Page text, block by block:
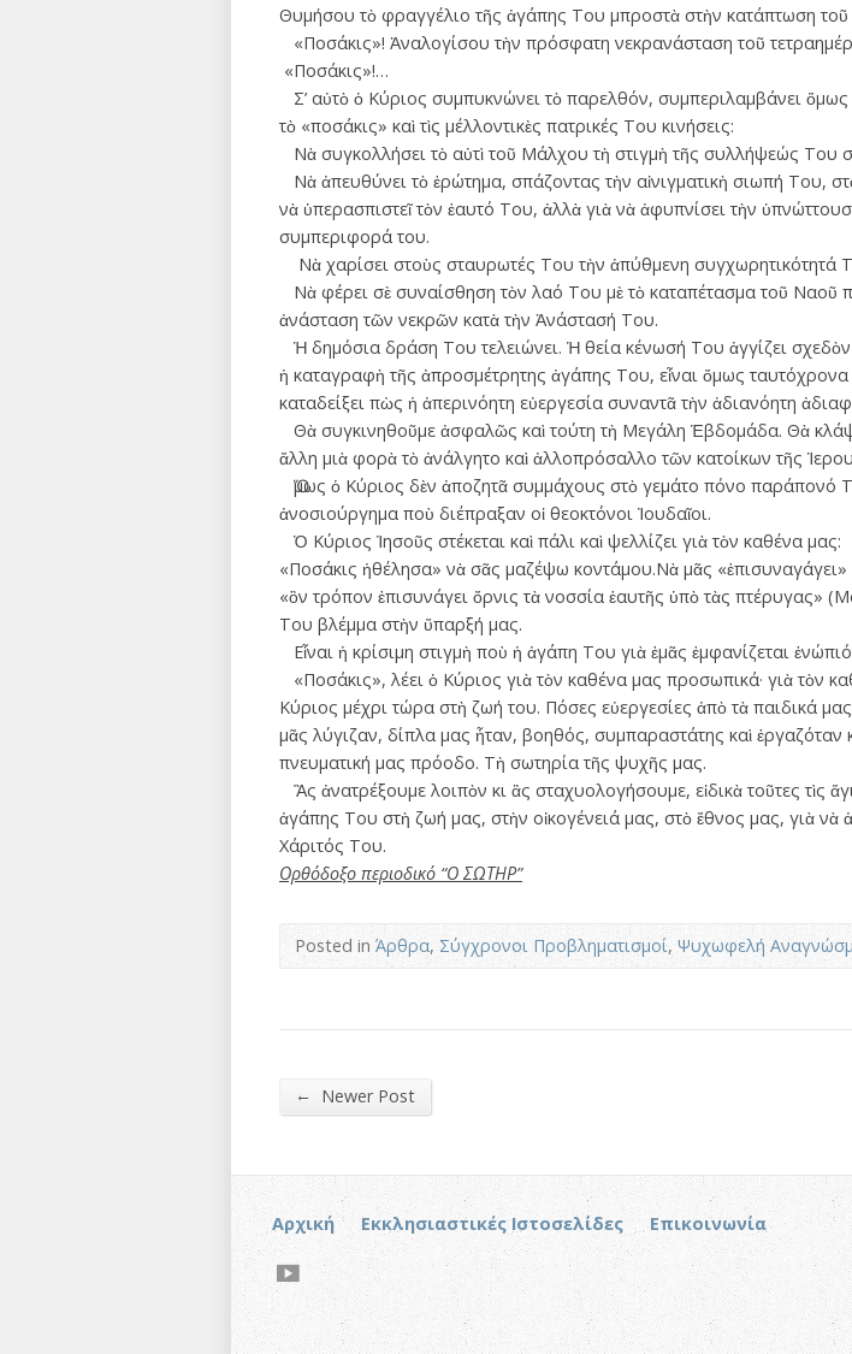
Θυµήσου τὸ φραγγέλιο τῆς ἀγάπης Του µπροστὰ στὴν κατάπτωση τοῦ
«Ποσάκις»! Ἀναλογίσου τὴν πρόσφατη νεκρανάσταση τοῦ
«Ποσάκις»!…
Σ’ αὐτὸ ὁ Κύριος συμπυκνώνει τὸ πα­ρελθόν, συμπεριλαμβάνει
τὸ «ποσάκις» καὶ τὶς µέλλοντικὲς πατρικές Του κινήσεις:
Νὰ συγκολλήσει τὸ αὐτὶ τοῦ Μάλχου τὴ στιγµὴ τῆς συλλήψεώς Του
Νὰ ἀπευθύνει τὸ ἐρώτηµα, σπάζοντας τὴν αἰνιγµατικὴ σιωπή Του,
νὰ ὑπερασπιστεῖ τὸν ἑαυτό Του, ἀλλὰ γιὰ νὰ ἀφυπνίσει τὴν
συµπεριφορά του.
Νὰ χαρίσει στοὺς σταυρωτές Του τὴν ἀπύθµενη συγχωρητικότητά
Νὰ φέρει σὲ συναίσθηση τὸν λαό Του μὲ τὸ καταπέτασµα τοῦ Ναοῦ
ἀνάσταση τῶν νεκρῶν κατὰ τὴν Ἀνάστασή Του.
Ἡ δηµόσια δράση Του τελειώνει. Ἡ θεία κένωσή Του ἀγγίζει
ἡ καταγραφὴ τῆς ἀ­­­προσµέτρητης ἀγάπης Του, εἶναι ὅµως
καταδείξει πὼς ἡ ἀπερινόητη εὐεργεσία συναντᾶ τὴν ἀδιανόητη
Θὰ συγκινηθοῦµε ἀσφαλῶς καὶ τούτη τὴ Μεγάλη Ἑβδοµάδα. Θὰ
ἄλλη µιὰ φορὰ τὸ ἀνάλγητο καὶ ἀλλοπρόσαλλο τῶν κατοίκων τῆς
Ὅµως ὁ Κύριος δὲν ἀποζητᾶ συµµάχους στὸ γεµάτο πόνο παράπονό
ἀνοσιούργηµα ποὺ διέπραξαν οἱ θεοκτόνοι Ἰουδαῖοι.
Ὁ Κύριος Ἰησοῦς στέκεται καὶ πάλι καὶ ψελλίζει γιὰ τὸν καθένα µας:
«Ποσάκις ἠθέλησα» νὰ σᾶς μαζέψω κοντάμου.Νὰ µᾶς «ἐπισυναγάγει»
«ὃν τρόπον ἐπισυνάγει ὄρνις τὰ νοσσία ἑαυτῆς ὑπὸ τὰς πτέρυγας»
Του βλέµµα στὴν ὕπαρξή µας.
Εἶναι ἡ κρίσιµη στιγµὴ ποὺ ἡ ἀγάπη Του γιὰ ἐµᾶς ἐµφανίζεται
«Ποσάκις», λέει ὁ Κύριος γιὰ τὸν καθένα µας προσωπικά· γιὰ τὸν
Κύριος µέχρι τώρα στὴ ζωή του. Πόσες εὐεργεσίες ἀπὸ τὰ παιδικά
µᾶς λύγιζαν, δίπλα µας ἦταν, βοηθός, συµπαραστάτης καὶ ἐργαζόταν
πνευµατική µας πρόοδο. Τὴ σωτηρία τῆς ψυχῆς µας.
Ἂς ἀνατρέξουµε λοιπὸν κι ἂς σταχυ­ολογήσουµε, εἰδικὰ τοῦτες τὶς
ἀγάπης Του στὴ ζωή µας, στὴν οἰκογένειά µας, στὸ ­ἔ­­­θνος µας, γιὰ νὰ
Χάριτός Του.
Ορθόδοξο περιοδικό “Ο ΣΩΤΗΡ”
Posted inΆρθρα,Σύγχρονοι Προβληματισμοί, Ψυχωφελή
← Newer Post
Αρχική Εκκλησιαστικές Ιστοσελίδες Επικοινωνία